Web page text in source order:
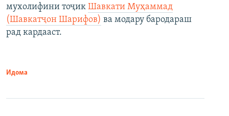
мухолифини тоҷик Шавкати Муҳаммад
(Шавкатҷон Шарифов) ва модару бародараш
рад кардааст.
Идома